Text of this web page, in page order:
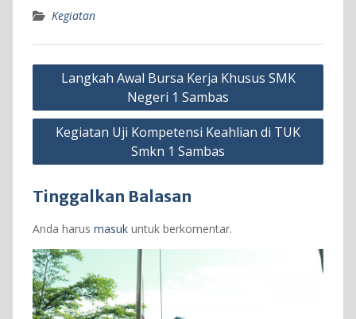
Kegiatan
Navigasi
Langkah Awal Bursa Kerja Khusus SMK
Negeri 1 Sambas
Kegiatan Uji Kompetensi Keahlian di TUK
Smkn 1 Sambas
Tinggalkan Balasan
Anda harus masukuntuk berkomentar.